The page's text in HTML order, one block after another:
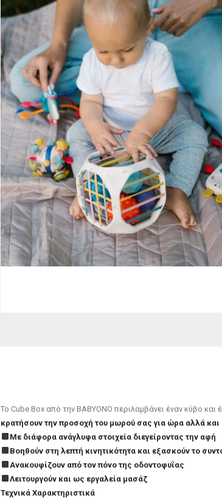
Το Cube Box από την BABYONO περιλαμβάνει έναν κύβο
κρατήσουν την προσοχή του μωρού σας για ώρα αλλά
Με διάφορα ανάγλυφα στοιχεία διεγείροντας την αφή
Βοηθούν στη λεπτή κινητικότητα και εξασκούν το
Ανακουφίζουν από τον πόνο της οδοντοφυΐας
Λειτουργούν και ως εργαλεία μασάζ
Τεχνικά Χαρακτηριστικά